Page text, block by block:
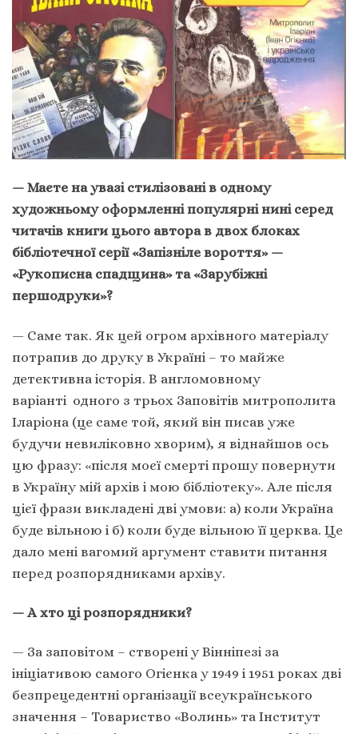
— Маєте на увазі стилізовані в одному
художньому оформленні популярні нині серед
читачів книги цього автора в двох блоках
бібліотечної серії «Запізніле вороття» —
«Рукописна спадщина» та «Зарубіжні
першодруки»?
— Саме так. Як цей огром архівного матеріалу
потрапив до друку в Україні – то майже
детективна історія. В англомовному
варіанті одного з трьох Заповітів митрополита
Іларіона (це саме той, який він писав уже
будучи невиліковно хворим), я віднайшов ось
цю фразу: «після моєї смерті прошу повернути
в Україну мій архів і мою бібліотеку». Але після
цієї фрази викладені дві умови: а) коли Україна
буде вільною і б) коли буде вільною її церква. Це
дало мені вагомий аргумент ставити питання
перед розпорядниками архіву.
— А хто ці розпорядники?
— За заповітом – створені у Вінніпезі за
ініціативою самого Огієнка у 1949 і 1951 роках дві
безпрецедентні організації всеукраїнського
значення – Товариство «Волинь» та Інститут